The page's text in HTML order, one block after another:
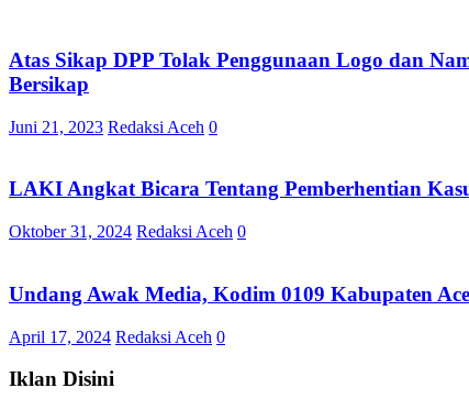
Atas Sikap DPP Tolak Penggunaan Logo dan
Bersikap
Juni 21, 2023 Redaksi Aceh 0
LAKI Angkat Bicara Tentang Pemberhentian
Oktober 31, 2024 Redaksi Aceh 0
Undang Awak Media, Kodim 0109 Kabupaten
April 17, 2024 Redaksi Aceh 0
Iklan Disini